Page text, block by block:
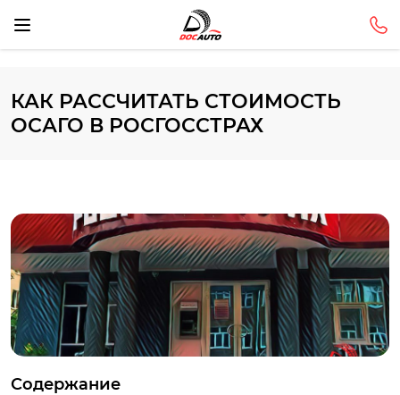
КАК РАССЧИТАТЬ СТОИМОСТЬ
ОСАГО В РОСГОССТРАХ
Содержание